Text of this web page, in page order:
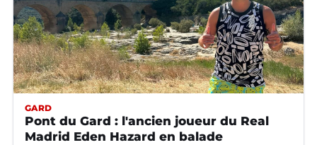
GARD
Pont du Gard : l'ancien joueur du Real
Madrid Eden Hazard en balade